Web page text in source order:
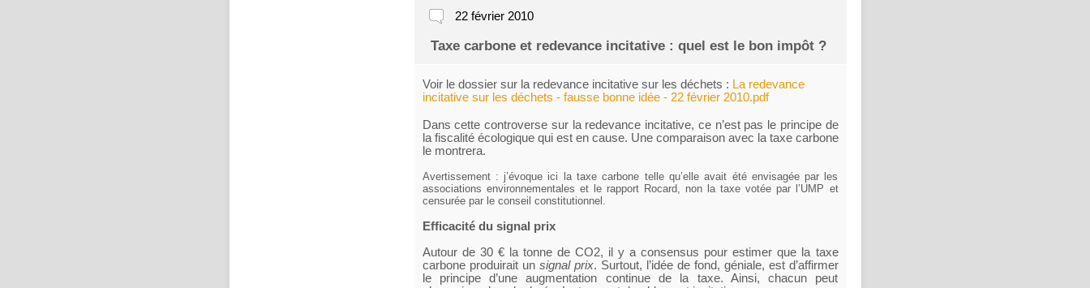
22 février 2010
Taxe carbone et redevance incitative : quel est le bon impôt ?
Voir le dossier sur la redevance incitative sur les déchets : La redevance
incitative sur les déchets - fausse bonne idée - 22 février 2010.pdf
Dans cette controverse sur la redevance incitative, ce n’est pas le principe de
la fiscalité écologique qui est en cause. Une comparaison avec la taxe carbone
le montrera.
Avertissement : j’évoque ici la taxe carbone telle qu’elle avait été envisagée par les
associations environnementales et le rapport Rocard, non la taxe votée par l’UMP et
censurée par le conseil constitutionnel.
Efficacité du signal prix
Autour de 30 € la tonne de CO2, il y a consensus pour estimer que la taxe
carbone produirait un signal prix. Surtout, l’idée de fond, géniale, est d’affirmer
le principe d’une augmentation continue de la taxe. Ainsi, chacun peut